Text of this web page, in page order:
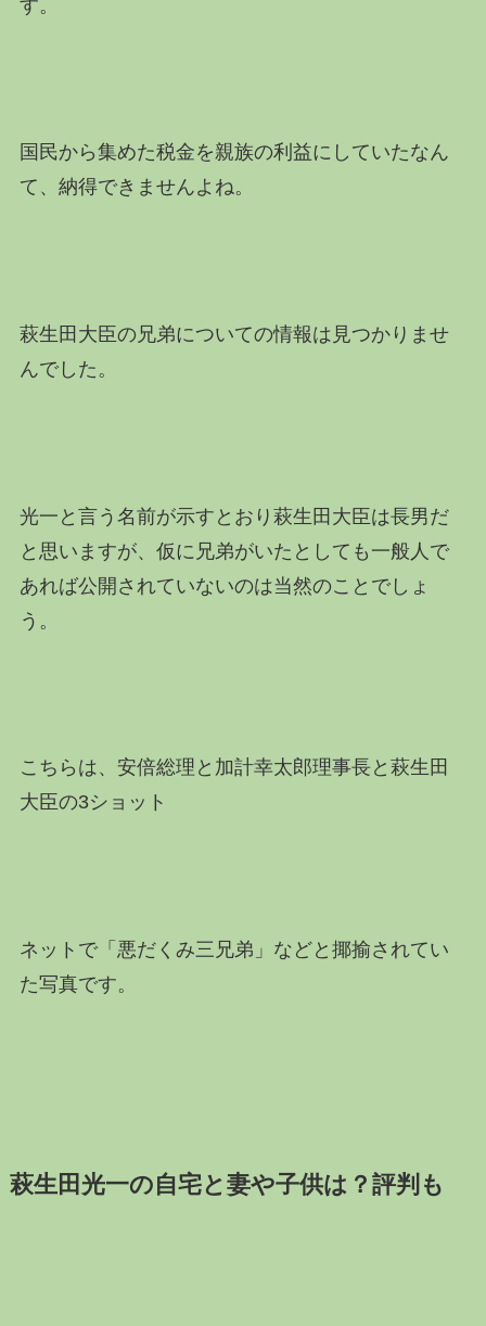
す。
国民から集めた税金を親族の利益にしていたなん
て、納得できませんよね。
萩生田大臣の兄弟についての情報は見つかりませ
んでした。
光一と言う名前が示すとおり萩生田大臣は長男だ
と思いますが、仮に兄弟がいたとしても一般人で
あれば公開されていないのは当然のことでしょ
う。
こちらは、安倍総理と加計幸太郎理事長と萩生田
大臣の3ショット
ネットで「悪だくみ三兄弟」などと揶揄されてい
た写真です。
萩生田光一の自宅と妻や子供は？評判も